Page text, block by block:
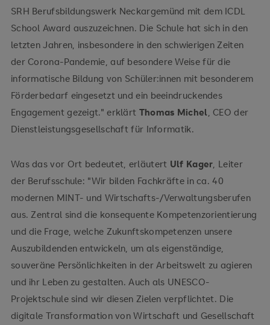
SRH Berufsbildungswerk Neckargemünd mit dem ICDL
School Award auszuzeichnen. Die Schule hat sich in den
letzten Jahren, insbesondere in den schwierigen Zeiten
der Corona-Pandemie, auf besondere Weise für die
informatische Bildung von Schüler:innen mit besonderem
Förderbedarf eingesetzt und ein beeindruckendes
Engagement gezeigt." erklärt Thomas Michel , CEO der
Dienstleistungsgesellschaft für Informatik.
Was das vor Ort bedeutet, erläutert Ulf Kager , Leiter
der Berufsschule: "Wir bilden Fachkräfte in ca. 40
modernen MINT- und Wirtschafts-/Verwaltungsberufen
aus. Zentral sind die konsequente Kompetenzorientierung
und die Frage, welche Zukunftskompetenzen unsere
Auszubildenden entwickeln, um als eigenständige,
souveräne Persönlichkeiten in der Arbeitswelt zu agieren
und ihr Leben zu gestalten. Auch als UNESCO-
Projektschule sind wir diesen Zielen verpflichtet. Die
digitale Transformation von Wirtschaft und Gesellschaft